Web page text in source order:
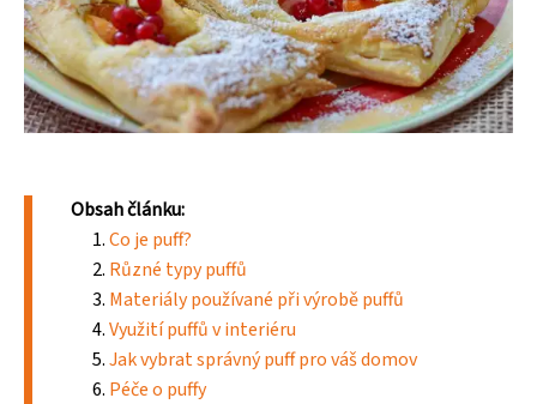
Obsah článku:
Co je puff?
Různé typy puffů
Materiály používané při výrobě puffů
Využití puffů v interiéru
Jak vybrat správný puff pro váš domov
Péče o puffy